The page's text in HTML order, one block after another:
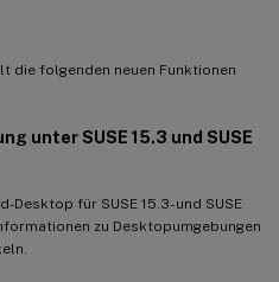
die folgenden neuen Funktionen
unter SUSE 15.3 und SUSE
Desktop für SUSE 15.3- und SUSE
zu Desktopumgebungen